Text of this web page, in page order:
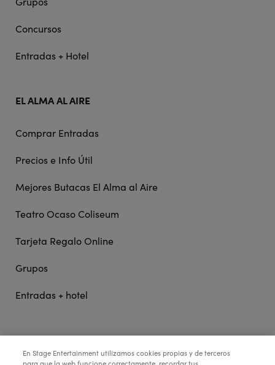
Concursos
Entradas + Hotel
EL ALMA AL AIRE
Comprar Entradas
Precios e Info Útil
Mejores Butacas El Alma al Aire
Teatro Ocaso Coliseum
Tarjeta Regalo Online
Grupos
Entradas + hotel
STAGE ENTERTAINMENT
En Stage Entertainment utilizamos cookies propias y de terceros